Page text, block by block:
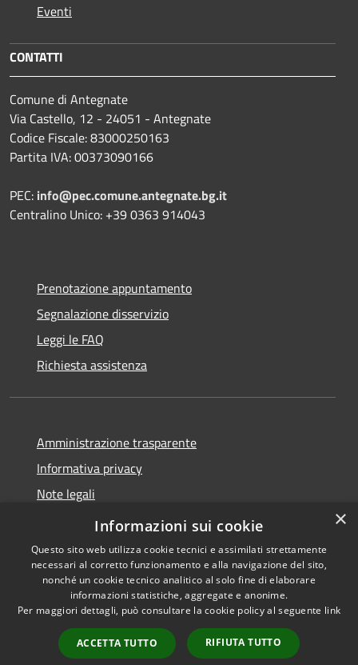
Eventi
CONTATTI
Comune di Antegnate
Via Castello, 12 - 24051 - Antegnate
Codice Fiscale: 83000250163
Partita IVA: 00373090166
PEC: info@pec.comune.antegnate.bg.it
Centralino Unico: +39 0363 914043
Prenotazione appuntamento
Segnalazione disservizio
Leggi le FAQ
Richiesta assistenza
Amministrazione trasparente
Informativa privacy
Note legali
Dichiarazione di accessibilità
Accessibilità
Copyright © 2026 • Comune di
Antegnate • Powered by
Municipium•
Accesso
redazione
×
Informazioni sui cookie
Questo sito web utilizza cookie tecnici e assimilati strettamente
necessari al corretto funzionamento e alla navigazione del sito,
nonché un cookie tecnico analitico al solo fine di elaborare
informazioni statistiche, aggregate e anonime.
Per maggiori dettagli, può consultare la cookie policy al seguente link
ACCETTA TUTTO RIFIUTA TUTTO